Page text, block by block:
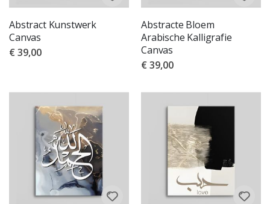
Abstract Kunstwerk
Canvas
€ 39,00
Abstracte Bloem
Arabische Kalligrafie
Canvas
€ 39,00